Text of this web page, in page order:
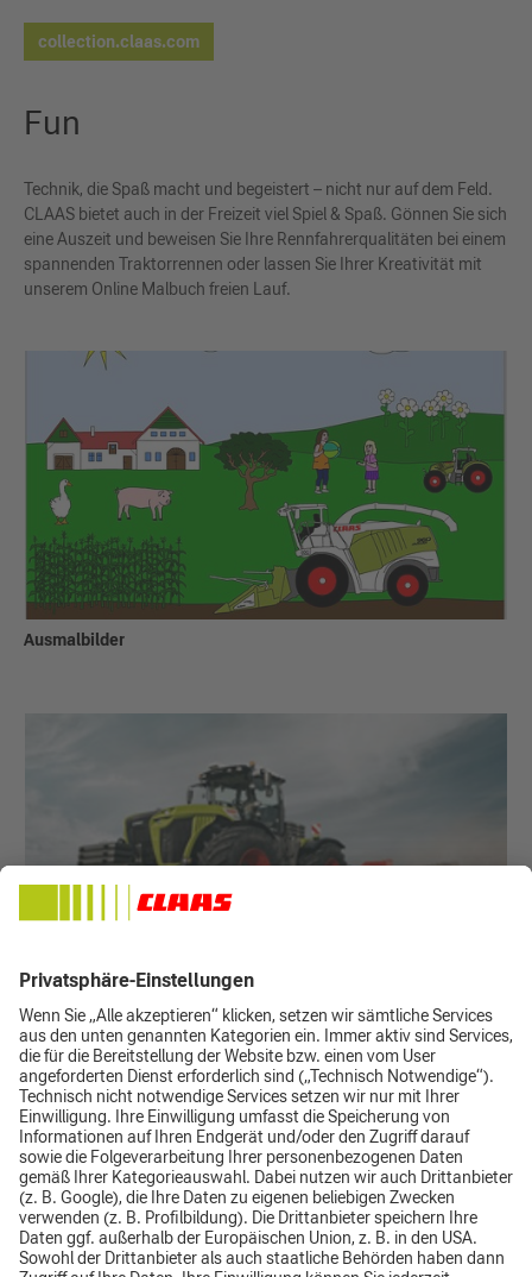
collection.claas.com
Fun
Technik, die Spaß macht und begeistert – nicht nur auf dem Feld.
CLAAS bietet auch in der Freizeit viel Spiel & Spaß. Gönnen Sie sich
eine Auszeit und beweisen Sie Ihre Rennfahrerqualitäten bei einem
spannenden Traktorrennen oder lassen Sie Ihrer Kreativität mit
unserem Online Malbuch freien Lauf.
Ausmalbilder